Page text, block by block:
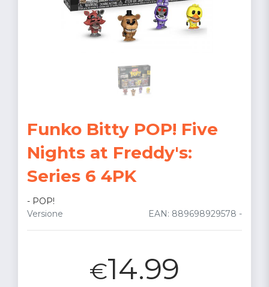
Funko Bitty POP! Five
Nights at Freddy's:
Series 6 4PK
- POP!
EAN: 889698929578 -
Versione
€14.99